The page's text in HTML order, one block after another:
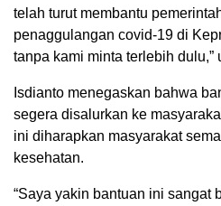
telah turut membantu
penaggulangan covid-19 di
tanpa kami minta terlebih dulu,”
Isdianto menegaskan bahwa
segera disalurkan ke
ini diharapkan masyarakat
kesehatan.
“Saya yakin bantuan ini sangat